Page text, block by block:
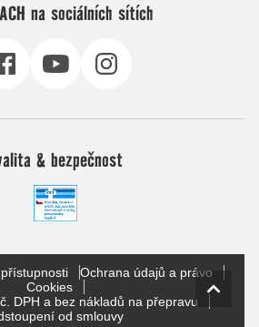
na sociálních sítích
& bezpečnost
Ochrana údajů a právo
Cookies
DPH a bez nákladů na přepravu
od smlouvy